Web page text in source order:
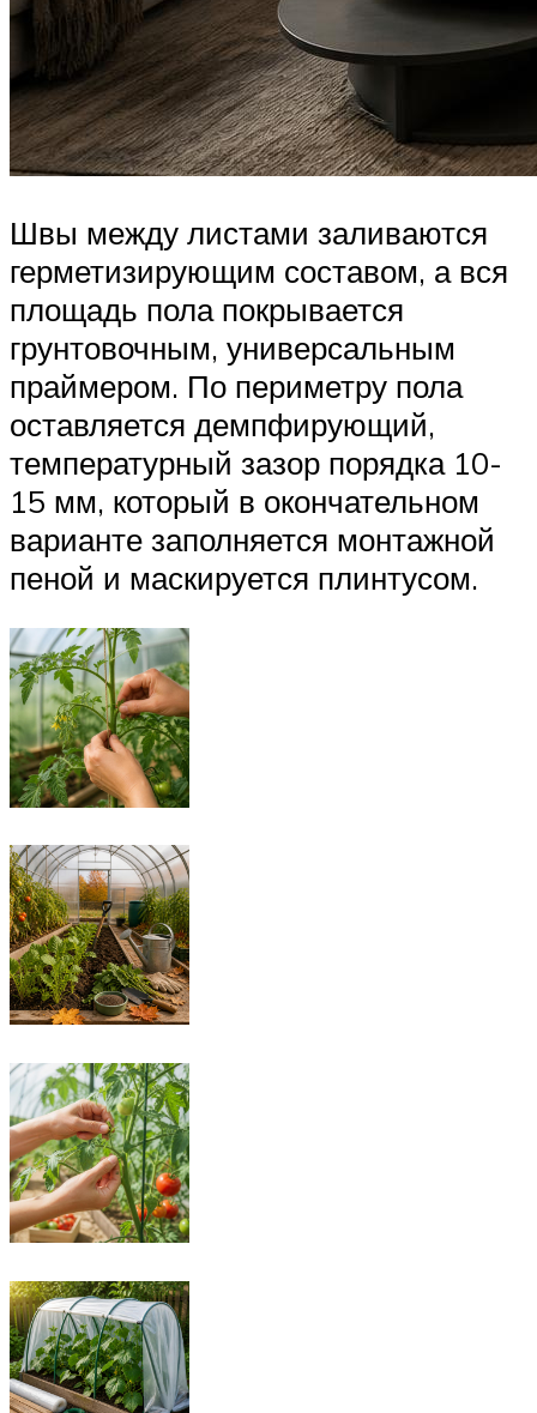
Швы между листами заливаются
герметизирующим составом, а вся
площадь пола покрывается
грунтовочным, универсальным
праймером. По периметру пола
оставляется демпфирующий,
температурный зазор порядка 10-
15 мм, который в окончательном
варианте заполняется монтажной
пеной и маскируется плинтусом.